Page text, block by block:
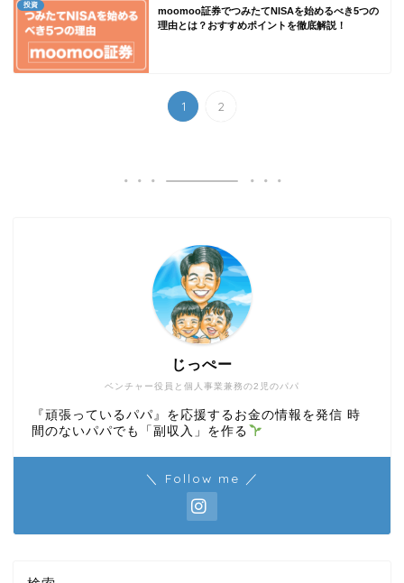
投資
moomoo証券でつみたてNISAを始めるべき5つの
理由とは？おすすめポイントを徹底解説！
1 2
ベンチャー役員と個人事業兼務の2児のパパ
じっぺー
『頑張っているパパ』を応援するお金の情報を発信 時
間のないパパでも「副収入」を作る
＼ Follow me ／